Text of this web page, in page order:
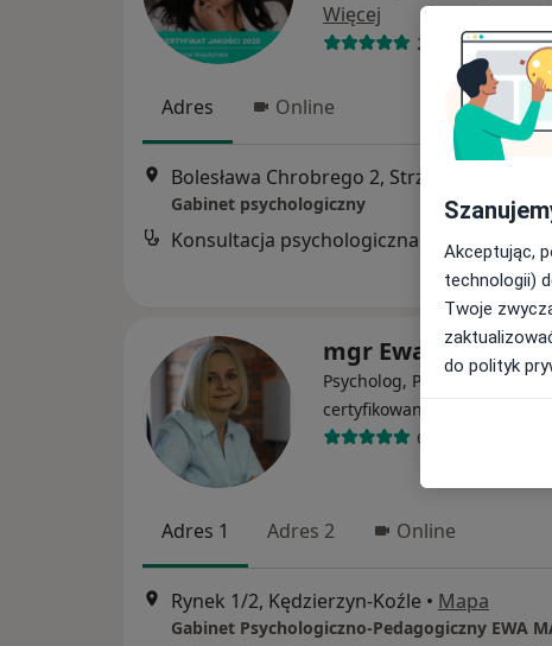
Więcej
238 opinii
Adres Online
Gabinet psychologiczny
Konsultacja psychologiczna
mgr Ewa Malerczyk
Psycholog, Psychoterapeuta
certyfikowany
66 opinii
Adres 1 Adres 2 Online
Rynek 1/2, Kędzierzyn-Koźle • Mapa
Akceptując,
technologii)
Twoje
do polityk